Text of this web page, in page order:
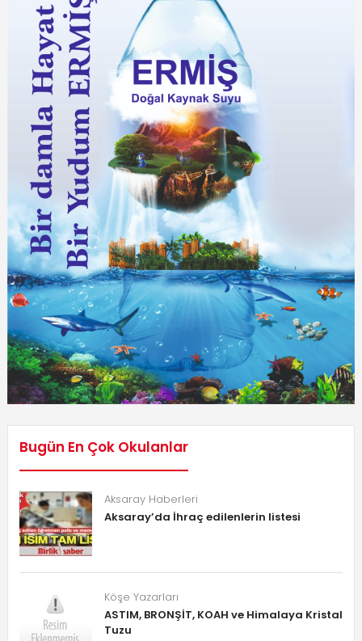
Bugün En Çok Okulanlar
Aksaray Haberleri
Aksaray’da İhraç edilenlerin listesi
Köşe Yazarları
ASTIM, BRONŞİT, KOAH ve Himalaya Kristal
Tuzu